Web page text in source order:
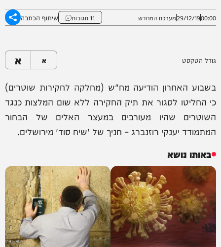
00:00
29/12/19מערכת המחדש 11 תגובות שיתוף הכתבה
גודל הטקסט א א
בשבוע האחרון הודיעה מח"ש (מחלקה לחקירות שוטרים)
כי החליטו לסגור את תיק החקירה ללא שום המלצות כנגד
השוטרים שהיו מעורבים במעצר האלים של הבחור
המתמודד יענקי רוזנברג – חניך של 'שיח סוד' מירושלים.
באותו נושא